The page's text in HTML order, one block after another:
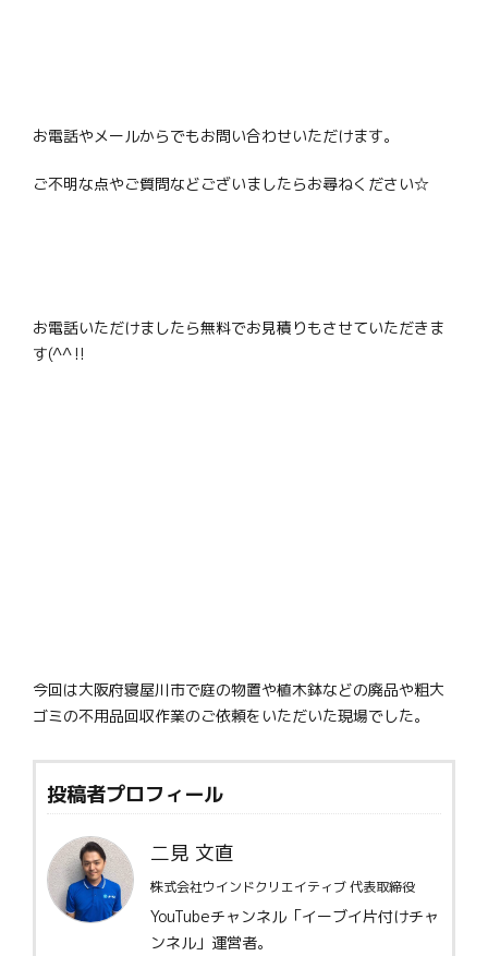
お電話やメールからでもお問い合わせいただけます。
ご不明な点やご質問などございましたらお尋ねください☆
お電話いただけましたら無料でお見積りもさせていただきま
す(^^‼
今回は大阪府寝屋川市で庭の物置や植木鉢などの廃品や粗大
ゴミの不用品回収作業のご依頼をいただいた現場でした。
投稿者プロフィール
二見 文直
株式会社ウインドクリエイティブ 代表取締役
YouTubeチャンネル「イーブイ片付けチャ
ンネル」運営者。